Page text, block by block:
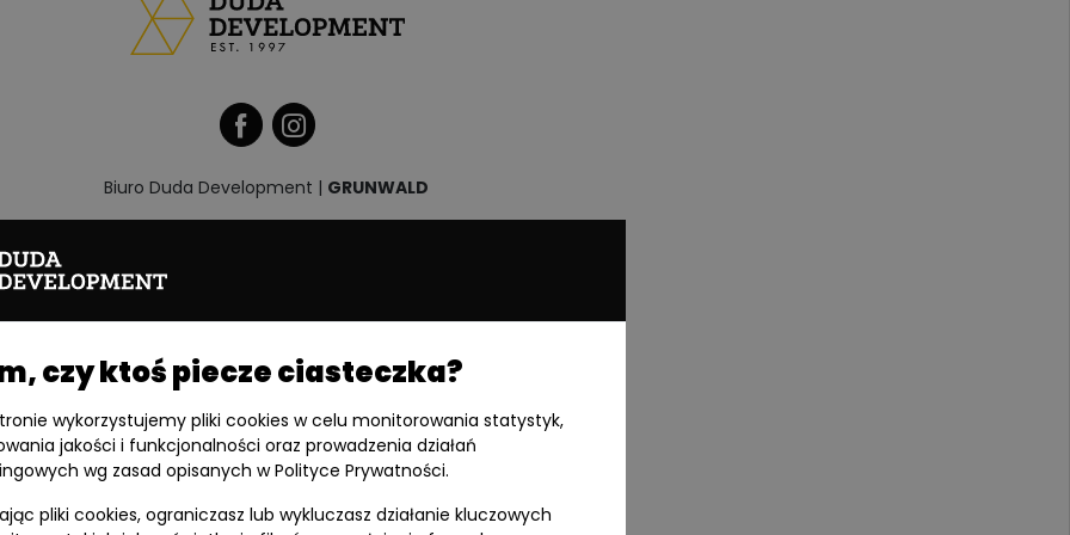
czy ktoś piecze ciasteczka?
wykorzystujemy pliki cookies w celu monitorowania statystyk,
jakości i funkcjonalności oraz prowadzenia działań
wg zasad opisanych w Polityce Prywatności.
pliki cookies, ograniczasz lub wykluczasz działanie kluczowych
Biuro Duda Development | GRUNWALD
+48 61 646 84 44
Informacje o spółce:
SPÓŁKA Z OGRANICZONĄ ODPOWIEDZIALNOŚCIĄ SPÓŁKA KOMANDYTOWO-AKCYJNA